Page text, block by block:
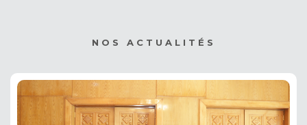
NOS ACTUALITÉS